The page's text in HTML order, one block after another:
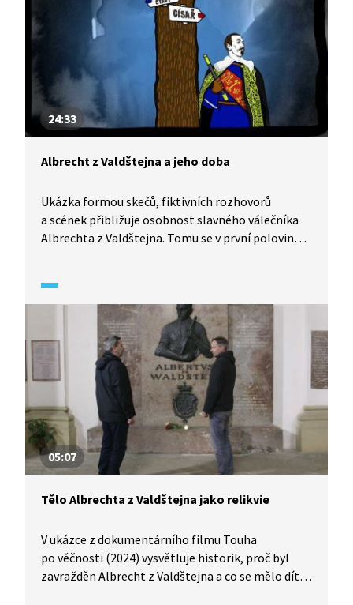
24:33
Albrecht z Valdštejna a jeho doba
Ukázka formou skečů, fiktivních rozhovorů
a scének přibližuje osobnost slavného válečníka
Albrechta z Valdštejna. Tomu se v první polovině
05:07
Tělo Albrechta z Valdštejna jako relikvie
V ukázce z dokumentárního filmu Touha
po věčnosti (2024) vysvětluje historik, proč byl
zavražděn Albrecht z Valdštejna a co se mělo dít